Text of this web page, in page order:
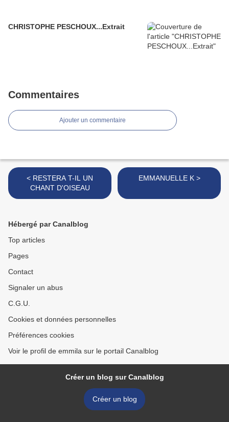
CHRISTOPHE PESCHOUX...Extrait
Commentaires
Ajouter un commentaire
< RESTERA T-IL UN
CHANT D'OISEAU
EMMANUELLE K >
Hébergé par Canalblog
Top articles
Pages
Contact
Signaler un abus
C.G.U.
Cookies et données personnelles
Préférences cookies
Voir le profil de emmila sur le portail Canalblog
Créer un blog sur Canalblog
Créer un blog